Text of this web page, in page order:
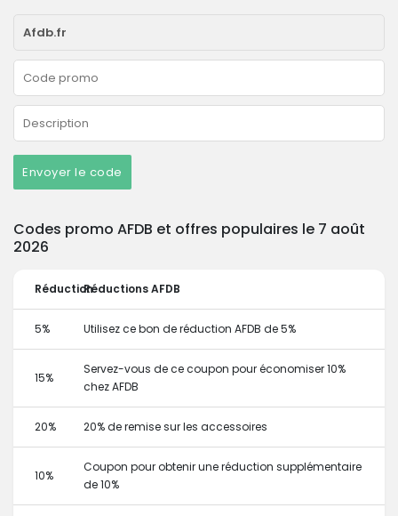
Envoyer le code
Codes promo AFDB et offres populaires le 7 août
2026
RéductionRéductions AFDB
5% Utilisez ce bon de réduction AFDB de 5%
15%
Servez-vous de ce coupon pour économiser 10%
chez AFDB
20% 20% de remise sur les accessoires
10%
Coupon pour obtenir une réduction supplémentaire
de 10%